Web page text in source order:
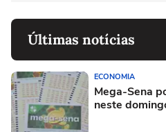
Últimas notícias
ECONOMIA
Mega-Sena
neste